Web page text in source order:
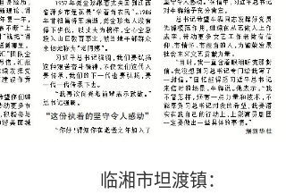
临湘市坦渡镇：